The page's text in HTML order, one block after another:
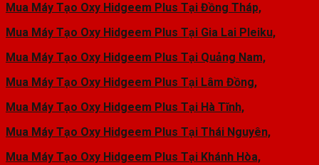
Mua Máy Tạo Oxy Hidgeem Plus Tại Đồng Tháp,
Mua Máy Tạo Oxy Hidgeem Plus Tại Gia Lai Pleiku,
Mua Máy Tạo Oxy Hidgeem Plus Tại Quảng Nam,
Mua Máy Tạo Oxy Hidgeem Plus Tại Lâm Đồng,
Mua Máy Tạo Oxy Hidgeem Plus Tại Hà Tĩnh,
Mua Máy Tạo Oxy Hidgeem Plus Tại Thái Nguyên,
Mua Máy Tạo Oxy Hidgeem Plus Tại Khánh Hòa,